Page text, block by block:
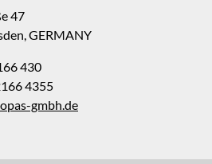
47
GERMANY
430
4355
gmbh.de